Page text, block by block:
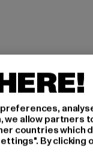
allow partners
countries which
By clicking